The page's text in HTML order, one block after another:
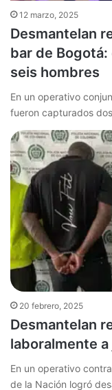
12 marzo, 2025
Desmantelan
bar de
seis hombres
En un operativo
fueron capturados
20 febrero, 2025
Desmantelan
laboralmente
En un operativo
de la Nación logró